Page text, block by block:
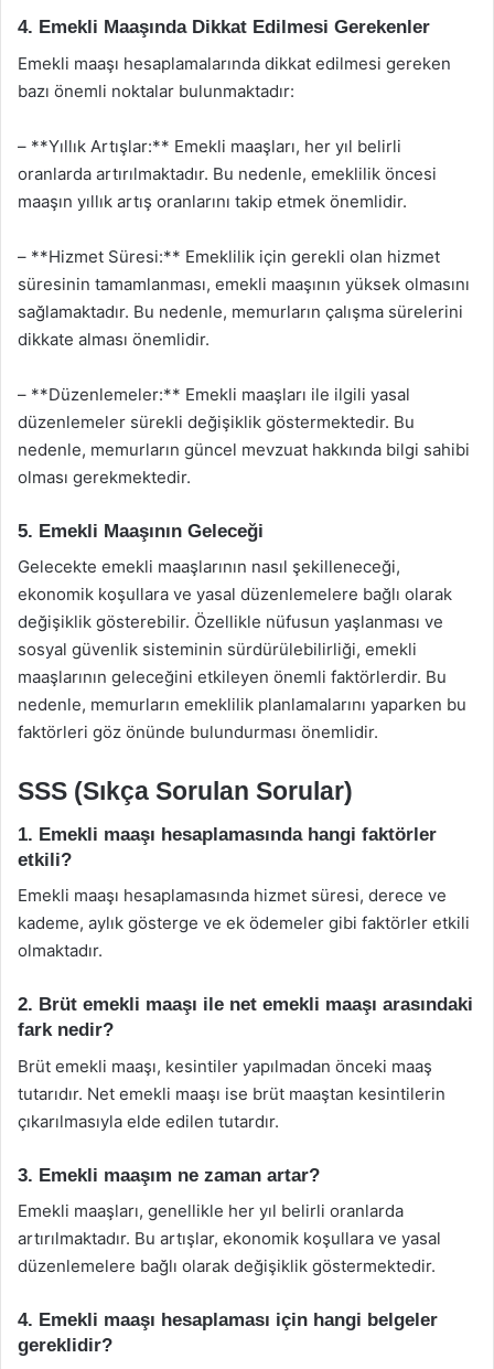
4. Emekli Maaşında Dikkat Edilmesi Gerekenler
Emekli maaşı hesaplamalarında dikkat edilmesi gereken
bazı önemli noktalar bulunmaktadır:
– **Yıllık Artışlar:** Emekli maaşları, her yıl belirli
oranlarda artırılmaktadır. Bu nedenle, emeklilik öncesi
maaşın yıllık artış oranlarını takip etmek önemlidir.
– **Hizmet Süresi:** Emeklilik için gerekli olan hizmet
süresinin tamamlanması, emekli maaşının yüksek olmasını
sağlamaktadır. Bu nedenle, memurların çalışma sürelerini
dikkate alması önemlidir.
– **Düzenlemeler:** Emekli maaşları ile ilgili yasal
düzenlemeler sürekli değişiklik göstermektedir. Bu
nedenle, memurların güncel mevzuat hakkında bilgi sahibi
olması gerekmektedir.
5. Emekli Maaşının Geleceği
Gelecekte emekli maaşlarının nasıl şekilleneceği,
ekonomik koşullara ve yasal düzenlemelere bağlı olarak
değişiklik gösterebilir. Özellikle nüfusun yaşlanması ve
sosyal güvenlik sisteminin sürdürülebilirliği, emekli
maaşlarının geleceğini etkileyen önemli faktörlerdir. Bu
nedenle, memurların emeklilik planlamalarını yaparken bu
faktörleri göz önünde bulundurması önemlidir.
SSS (Sıkça Sorulan Sorular)
1. Emekli maaşı hesaplamasında hangi faktörler
etkili?
Emekli maaşı hesaplamasında hizmet süresi, derece ve
kademe, aylık gösterge ve ek ödemeler gibi faktörler etkili
olmaktadır.
2. Brüt emekli maaşı ile net emekli maaşı arasındaki
fark nedir?
Brüt emekli maaşı, kesintiler yapılmadan önceki maaş
tutarıdır. Net emekli maaşı ise brüt maaştan kesintilerin
çıkarılmasıyla elde edilen tutardır.
3. Emekli maaşım ne zaman artar?
Emekli maaşları, genellikle her yıl belirli oranlarda
artırılmaktadır. Bu artışlar, ekonomik koşullara ve yasal
düzenlemelere bağlı olarak değişiklik göstermektedir.
4. Emekli maaşı hesaplaması için hangi belgeler
gereklidir?